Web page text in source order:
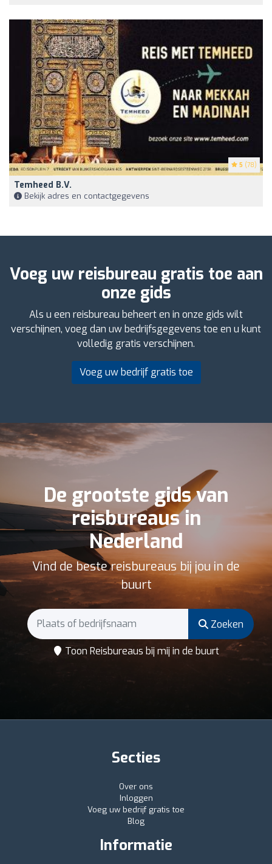
5 (78)
Temheed B.V.
Bekijk adres en contactgegevens
Voeg uw reisbureau gratis toe aan
onze gids
Als u een reisbureau beheert en in onze gids wilt
verschijnen, voeg dan uw bedrijfsgegevens toe en u kunt
volledig gratis verschijnen.
Voeg uw bedrijf gratis toe
De grootste gids van
reisbureaus in
Nederland
Vind de beste reisbureaus bij jou in de
buurt
Zoeken
Toon Reisbureaus bij mij in de buurt
Secties
Over ons
Inloggen
Voeg uw bedrijf gratis toe
Blog
Informatie